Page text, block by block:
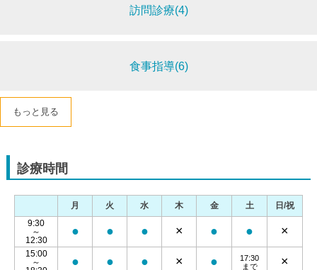
訪問診療(4)
食事指導(6)
もっと見る
診療時間
月 火 水 木 金 土
日/祝
9:30
～
12:30
● ● ● × ● ● ×
15:00
～
● ● ● × ●
17:30
まで
×